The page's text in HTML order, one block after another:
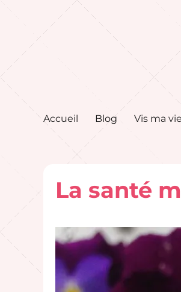
Accueil Blog Vis ma
La santé